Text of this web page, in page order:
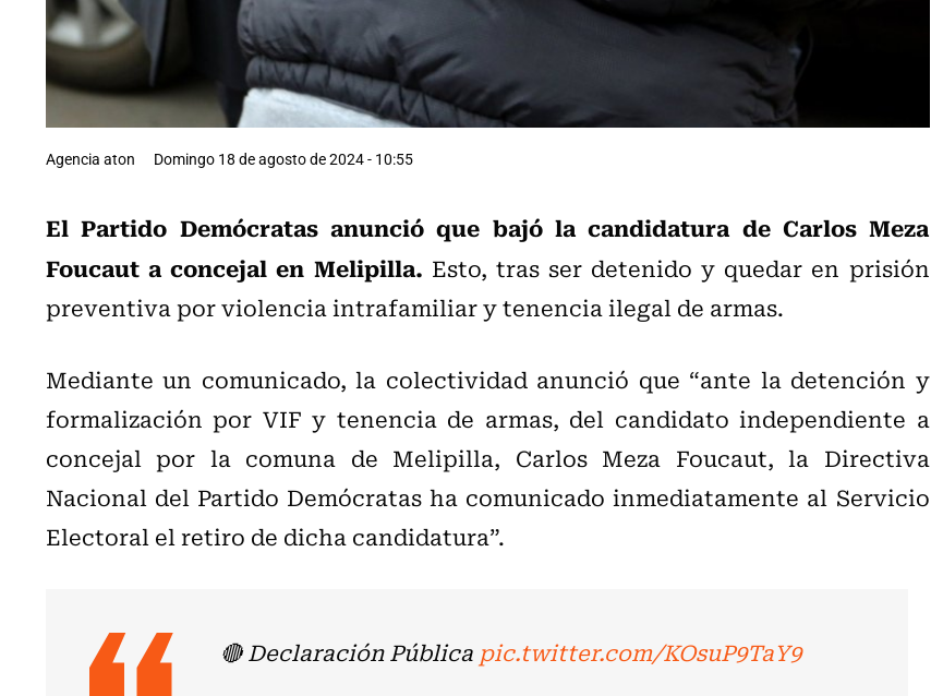
Agencia aton Domingo 18 de agosto de 2024 - 10:55
El Partido Demócratas anunció que bajó la candidatura de Carlos Meza
Foucaut a concejal en Melipilla. Esto, tras ser detenido y quedar en prisión
preventiva por violencia intrafamiliar y tenencia ilegal de armas.
Mediante un comunicado, la colectividad anunció que “ante la detención y
formalización por VIF y tenencia de armas, del candidato independiente a
concejal por la comuna de Melipilla, Carlos Meza Foucaut, la Directiva
Nacional del Partido Demócratas ha comunicado inmediatamente al Servicio
Electoral el retiro de dicha candidatura”.
🔴 Declaración Pública pic.twitter.com/KOsuP9TaY9